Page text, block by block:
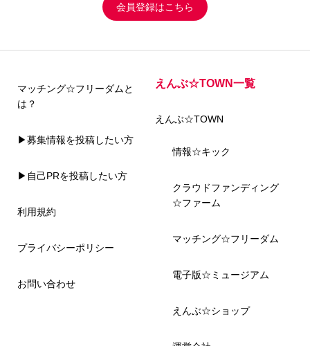
会員登録はこちら
マッチング☆フリーダムと
は？
▶募集情報を投稿したい方
▶自己PRを投稿したい方
利用規約
プライバシーポリシー
お問い合わせ
えんぶ☆TOWN一覧
えんぶ☆TOWN
情報☆キック
クラウドファンディング
☆ファーム
マッチング☆フリーダム
電子版☆ミュージアム
えんぶ☆ショップ